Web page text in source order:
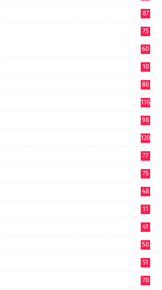
87
75
60
10
80
116
98
120
77
75
48
11
41
50
51
70